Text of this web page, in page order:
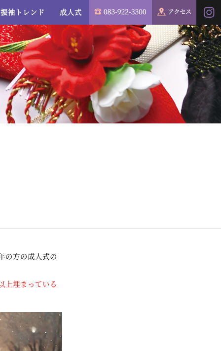
振袖トレンド 成人式
の方の成人式の
上埋まっている